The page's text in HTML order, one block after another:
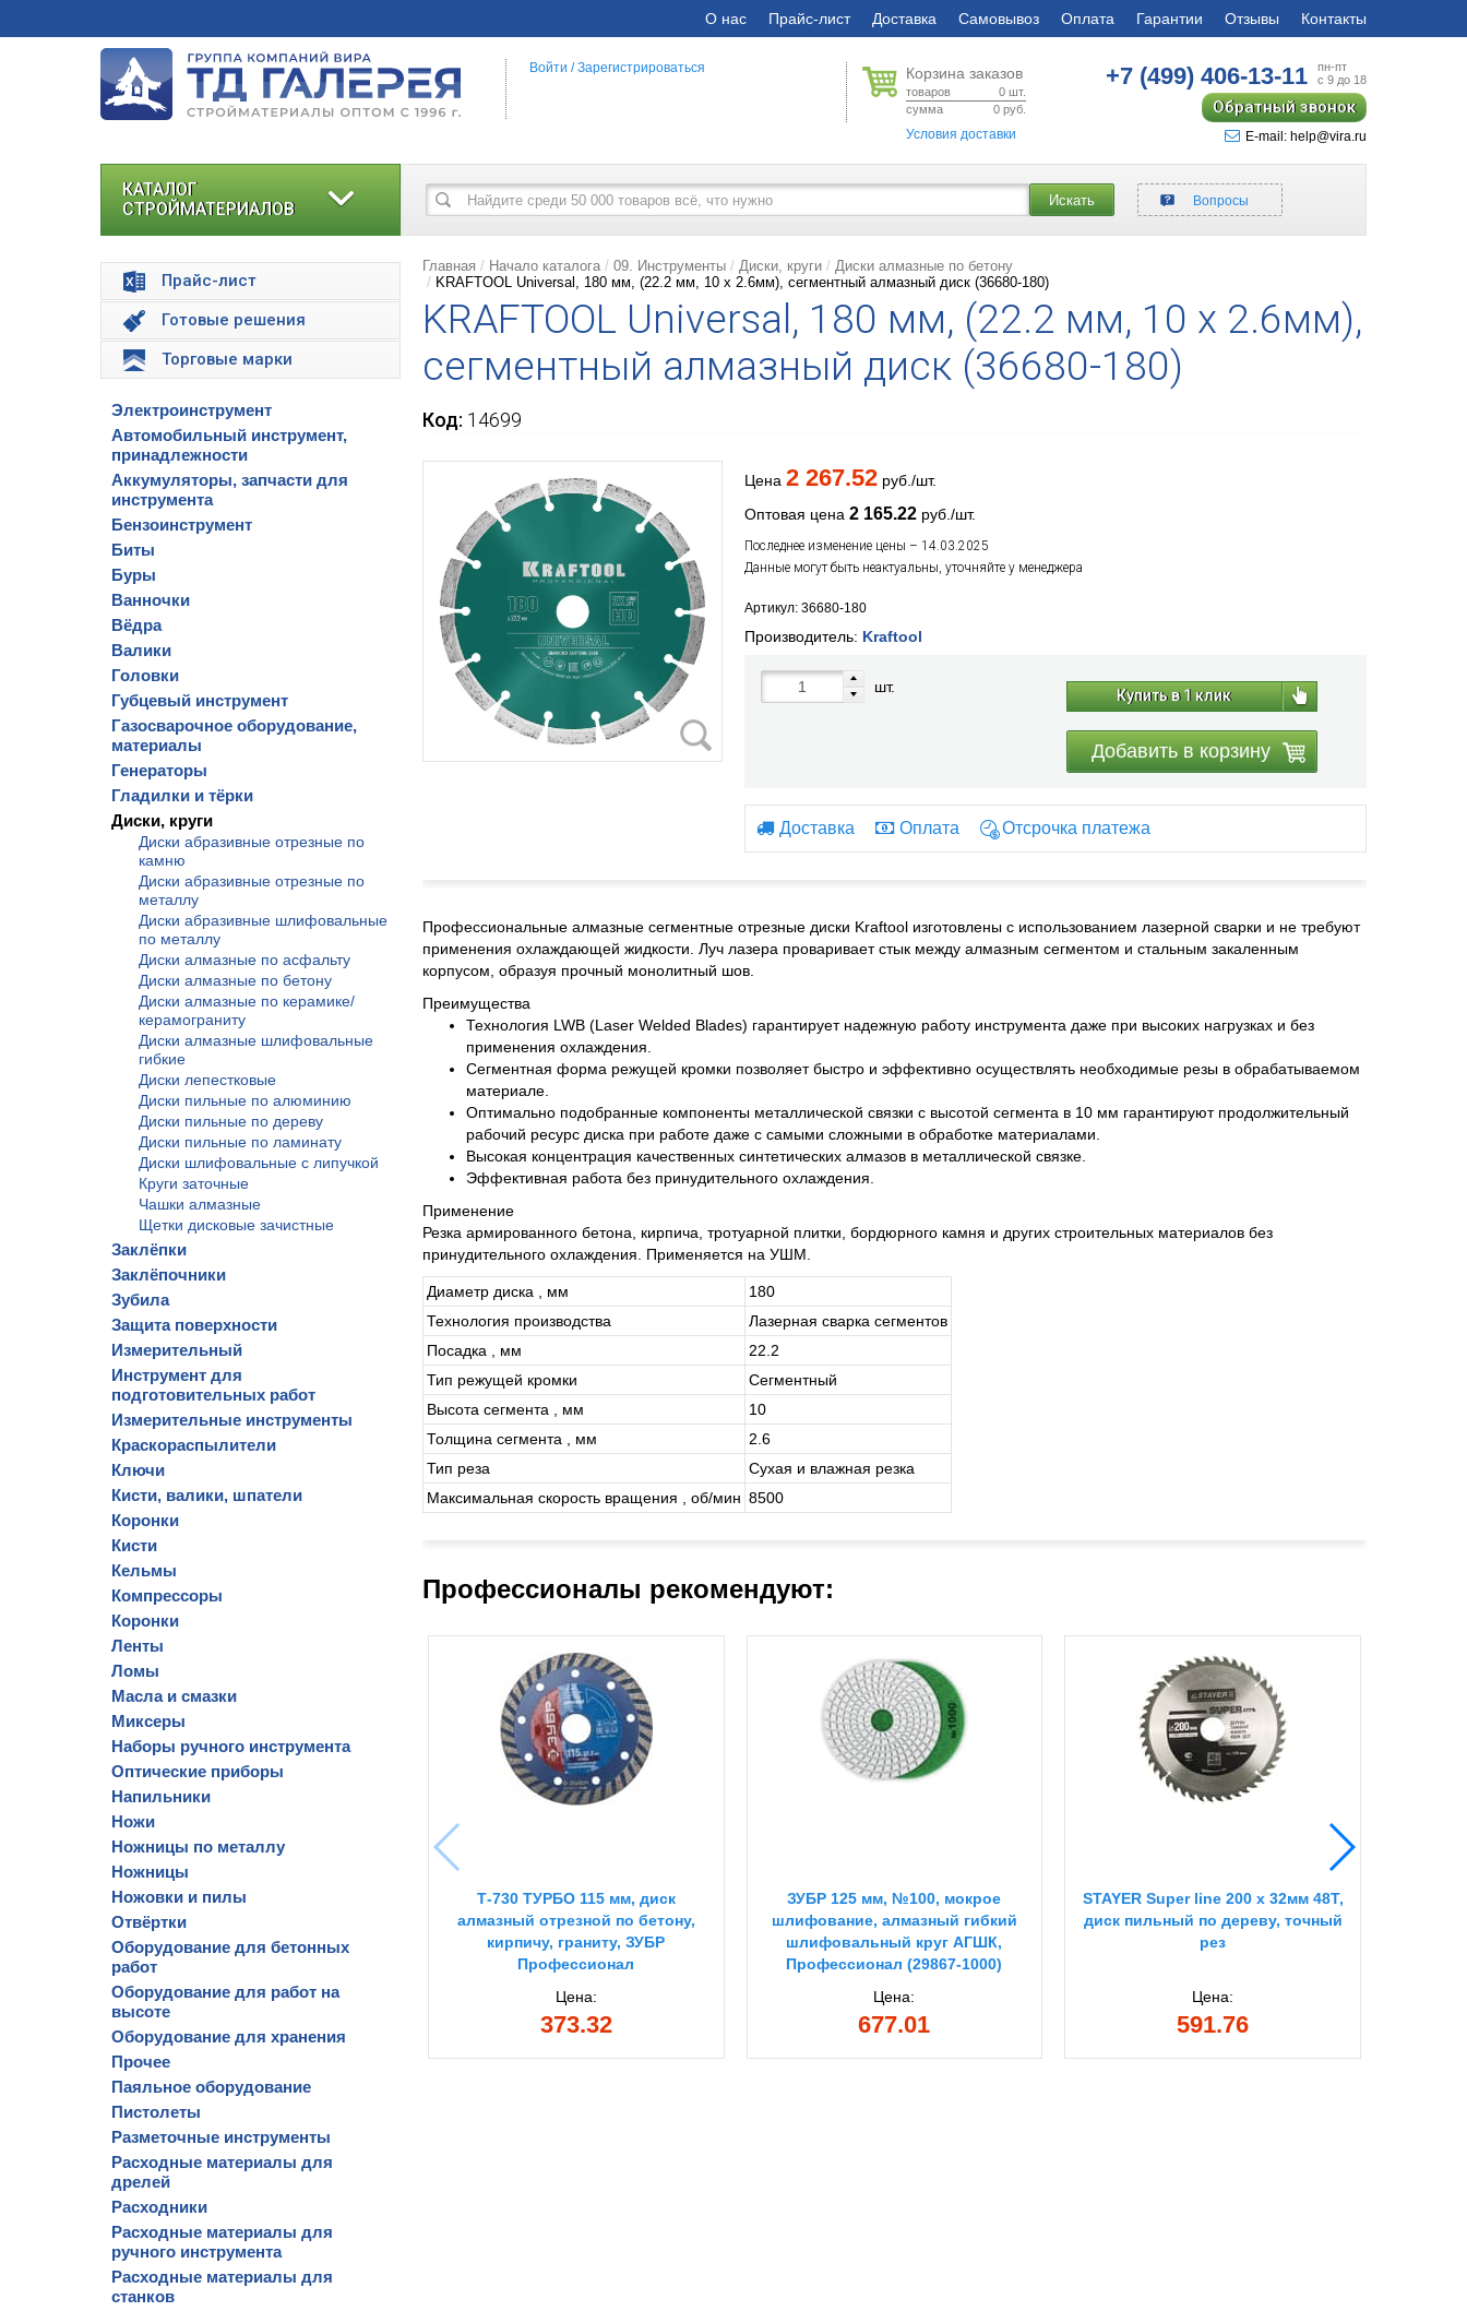
О нас Прайс-лист Доставка Самовывоз Оплата Гарантии Отзывы Контакты
Корзина заказов
товаров 0 шт.
сумма
0 руб.
Условия доставки
+7 (499)406-13-11
пн-пт
с 9 до 18
Обратный звонок
E-mail: help@vira.ru
Войти /Зарегистрироваться
КАТАЛОГ
СТРОЙМАТЕРИАЛОВ
Прайс-лист
Готовые решения
Торговые марки
Электроинструмент
Автомобильный инструмент,
принадлежности
Аккумуляторы, запчасти для
инструмента
Бензоинструмент
Биты
Буры
Ванночки
Вёдра
Валики
Головки
Губцевый инструмент
Газосварочное оборудование,
материалы
Генераторы
Гладилки и тёрки
Диски, круги
Диски абразивные отрезные по
камню
Диски абразивные отрезные по
металлу
Диски абразивные шлифовальные
по металлу
Диски алмазные по асфальту
Диски алмазные по бетону
Диски алмазные по керамике/
керамограниту
Диски алмазные шлифовальные
гибкие
Диски лепестковые
Диски пильные по алюминию
Диски пильные по дереву
Диски пильные по ламинату
Диски шлифовальные с липучкой
Круги заточные
Чашки алмазные
Щетки дисковые зачистные
Заклёпки
Заклёпочники
Зубила
Защита поверхности
Измерительный
Инструмент для
подготовительных работ
Измерительные инструменты
Краскораспылители
Ключи
Кисти, валики, шпатели
Коронки
Кисти
Кельмы
Компрессоры
Коронки
Ленты
Ломы
Масла и смазки
Миксеры
Наборы ручного инструмента
Оптические приборы
Напильники
Ножи
Ножницы по металлу
Ножницы
Ножовки и пилы
Отвёртки
Оборудование для бетонных
работ
Оборудование для работ на
высоте
Оборудование для хранения
Прочее
Паяльное оборудование
Пистолеты
Разметочные инструменты
Расходные материалы для
дрелей
Расходники
Расходные материалы для
ручного инструмента
Расходные материалы для
станков
Искать Вопросы
Главная Начало каталога 09. Инструменты Диски, круги
Диски алмазные по бетону
KRAFTOOL Universal, 180 мм, (22.2 мм, 10 х 2.6мм), сегментный алмазный диск (36680-180)
KRAFTOOL Universal, 180 мм, (22.2 мм, 10 х 2.6мм),
сегментный алмазный диск (36680-180)
Код: 14699
Цена 2 267.52руб./шт.
Оптовая цена 2 165.22руб./шт.
Последнее изменение цены – 14.03.2025
Данные могут быть неактуальны, уточняйте у менеджера
Артикул: 36680-180
Производитель: Kraftool
шт. Купить в 1 клик
Добавить в корзину
Доставка Оплата Отсрочка платежа
Профессиональные алмазные сегментные отрезные диски Kraftool изготовлены с использованием лазерной сварки и не требуют
применения охлаждающей жидкости. Луч лазера проваривает стык между алмазным сегментом и стальным закаленным
корпусом, образуя прочный монолитный шов.
Преимущества
Технология LWB (Laser Welded Blades) гарантирует надежную работу инструмента даже при высоких нагрузках и без
применения охлаждения.
Сегментная форма режущей кромки позволяет быстро и эффективно осуществлять необходимые резы в обрабатываемом
материале.
Оптимально подобранные компоненты металлической связки с высотой сегмента в 10 мм гарантируют продолжительный
рабочий ресурс диска при работе даже с самыми сложными в обработке материалами.
Высокая концентрация качественных синтетических алмазов в металлической связке.
Эффективная работа без принудительного охлаждения.
Применение
Резка армированного бетона, кирпича, тротуарной плитки, бордюрного камня и других строительных материалов без
принудительного охлаждения. Применяется на УШМ.
Диаметр диска , мм
180
Технология производства
Лазерная сварка сегментов
Посадка , мм
22.2
Тип режущей кромки
Сегментный
Высота сегмента , мм
10
Толщина сегмента , мм
2.6
Тип реза
Сухая и влажная резка
Максимальная скорость вращения , об/мин 8500
Профессионалы рекомендуют:
Т-730 ТУРБО 115 мм, диск
алмазный отрезной по бетону,
кирпичу, граниту, ЗУБР
Профессионал
Цена:
373.32
ЗУБР 125 мм, №100, мокрое
шлифование, алмазный гибкий
шлифовальный круг АГШК,
Профессионал (29867-1000)
Цена:
677.01
STAYER Super line 200 x 32мм 48Т,
диск пильный по дереву, точный
рез
Цена:
591.76